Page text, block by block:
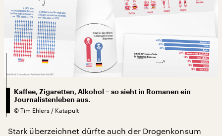
Kaffee, Zigaretten, Alkohol – so sieht in Romanen ein
Journalistenleben aus.
© Tim Ehlers / Katapult
Stark überzeichnet dürfte auch der Drogenkonsum